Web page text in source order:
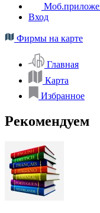
Вход
Фирмы на карте
Главная
Карта
Избранное
Рекомендуем